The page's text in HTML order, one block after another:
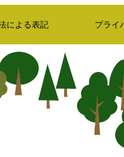
による表記 プライ